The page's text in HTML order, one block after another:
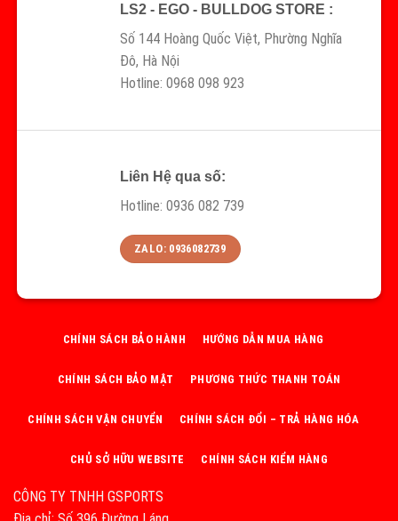
LS2 - EGO - BULLDOG STORE :
Số 144 Hoàng Quốc Việt, Phường Nghĩa
Đô, Hà Nội
Hotline: 0968 098 923
Liên Hệ qua số:
Hotline: 0936 082 739
ZALO: 0936082739
CÔNG TY TNHH GSPORTS
CHÍNH SÁCH BẢO HÀNH HƯỚNG DẪN MUA HÀNG
CHÍNH SÁCH BẢO MẬT PHƯƠNG THỨC THANH TOÁN
CHÍNH SÁCH VẬN CHUYỂN CHÍNH SÁCH ĐỔI – TRẢ HÀNG HÓA
CHỦ SỞ HỮU WEBSITE CHÍNH SÁCH KIỂM HÀNG